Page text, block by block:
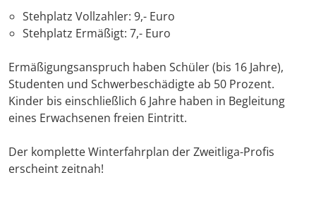
Stehplatz Vollzahler: 9,- Euro
Stehplatz Ermäßigt: 7,- Euro
Ermäßigungsanspruch haben Schüler (bis 16 Jahre),
Studenten und Schwerbeschädigte ab 50 Prozent.
Kinder bis einschließlich 6 Jahre haben in Begleitung
eines Erwachsenen freien Eintritt.
Der komplette Winterfahrplan der Zweitliga-Profis
erscheint zeitnah!